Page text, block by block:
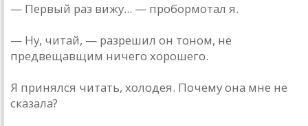
— Первый раз вижу... — пробормотал я.
— Ну, читай, — разрешил он тоном, не
предвещавщим ничего хорошего.
Я принялся читать, холодея. Почему она мне не
сказала?